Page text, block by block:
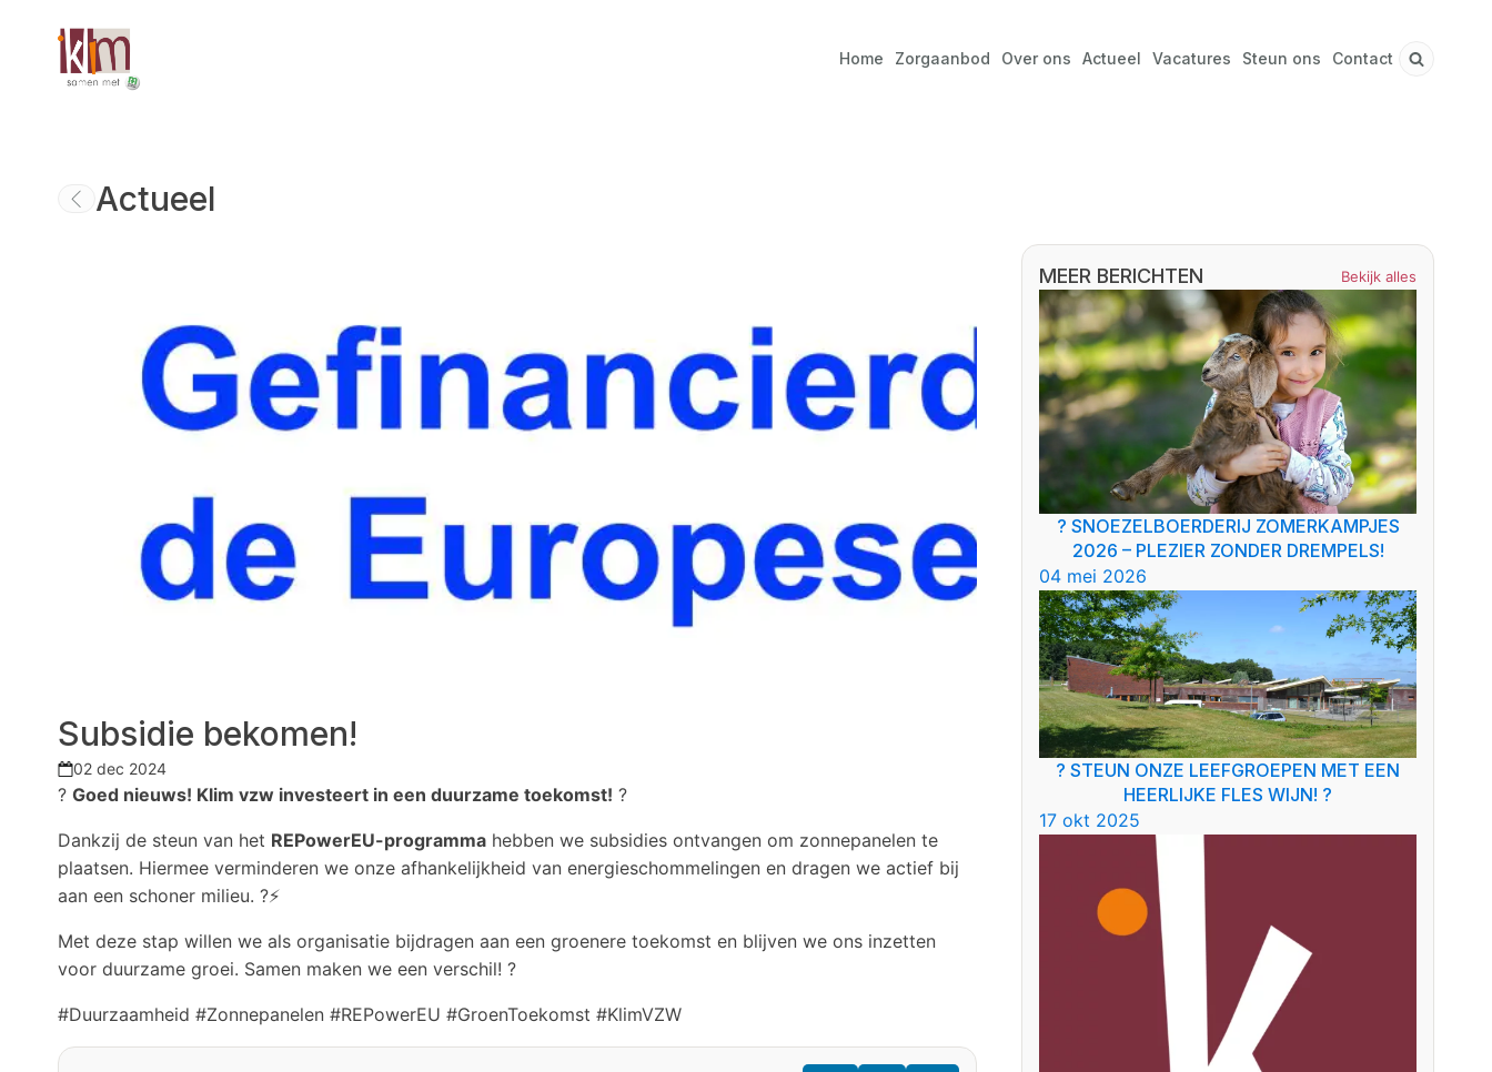
Home Zorgaanbod Over ons Actueel Vacatures Steun ons Contact
Actueel
Subsidie bekomen!
02 dec 2024
? Goed nieuws! Klim vzw investeert in een duurzame toekomst! ?
Dankzij de steun van het REPowerEU-programma hebben we subsidies ontvangen om zonnepanelen te
plaatsen. Hiermee verminderen we onze afhankelijkheid van energieschommelingen en dragen we actief bij
aan een schoner milieu. ?⚡
Met deze stap willen we als organisatie bijdragen aan een groenere toekomst en blijven we ons inzetten
voor duurzame groei. Samen maken we een verschil! ?
#Duurzaamheid #Zonnepanelen #REPowerEU #GroenToekomst #KlimVZW
MEER BERICHTEN Bekijk alles
? SNOEZELBOERDERIJ ZOMERKAMPJES
2026 – PLEZIER ZONDER DREMPELS!
04 mei 2026
? STEUN ONZE LEEFGROEPEN MET EEN
HEERLIJKE FLES WIJN! ?
17 okt 2025